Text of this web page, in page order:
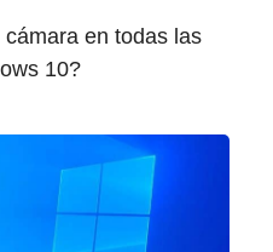
en todas las
10?